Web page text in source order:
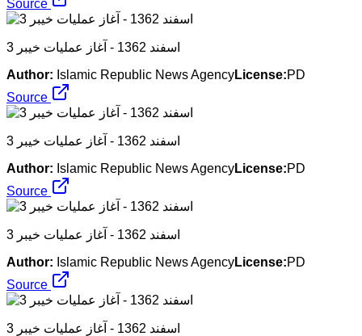
Source
3 اسفند 1362 - آغاز عملیات خیبر
Author: Islamic Republic News AgencyLicense:PD
Source
3 اسفند 1362 - آغاز عملیات خیبر
Author: Islamic Republic News AgencyLicense:PD
Source
3 اسفند 1362 - آغاز عملیات خیبر
Author: Islamic Republic News AgencyLicense:PD
Source
3 اسفند 1362 - آغاز عملیات خیبر